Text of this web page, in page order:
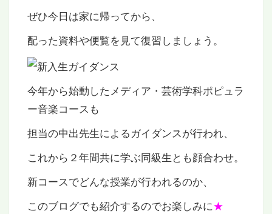
ぜひ今日は家に帰ってから、
配った資料や便覧を見て復習しましょう。
今年から始動したメディア・芸術学科ポピュラ
ー音楽コースも
担当の中出先生によるガイダンスが行われ、
これから２年間共に学ぶ同級生とも顔合わせ。
新コースでどんな授業が行われるのか、
このブログでも紹介するのでお楽しみに★